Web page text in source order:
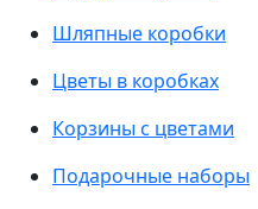
Шляпные коробки
Цветы в коробках
Корзины с цветами
Подарочные наборы